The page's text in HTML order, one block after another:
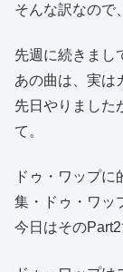
そんな訳なので
先週に続きまし
あの曲は、実は
先日やりました
て。
ドゥ・ワップ
集・ドゥ・ワッ
今日はそのPart2